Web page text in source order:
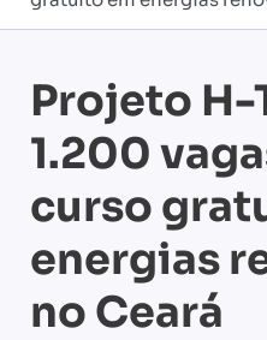
Projeto H-
1.200
curso
energias
no Ceará